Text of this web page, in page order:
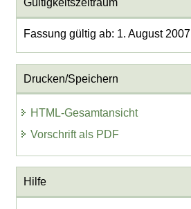
Gültigkeitszeitraum
Fassung gültig ab: 1. August 2007
Drucken/Speichern
HTML-Gesamtansicht
Vorschrift als PDF
Hilfe